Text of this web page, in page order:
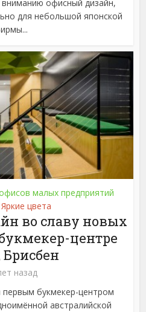
офисный дизайн,
для небольшой японской
малых предприятий
Яркие цвета
во славу новых
центре
Брисбен
назад
первым букмекер-центром
австралийской